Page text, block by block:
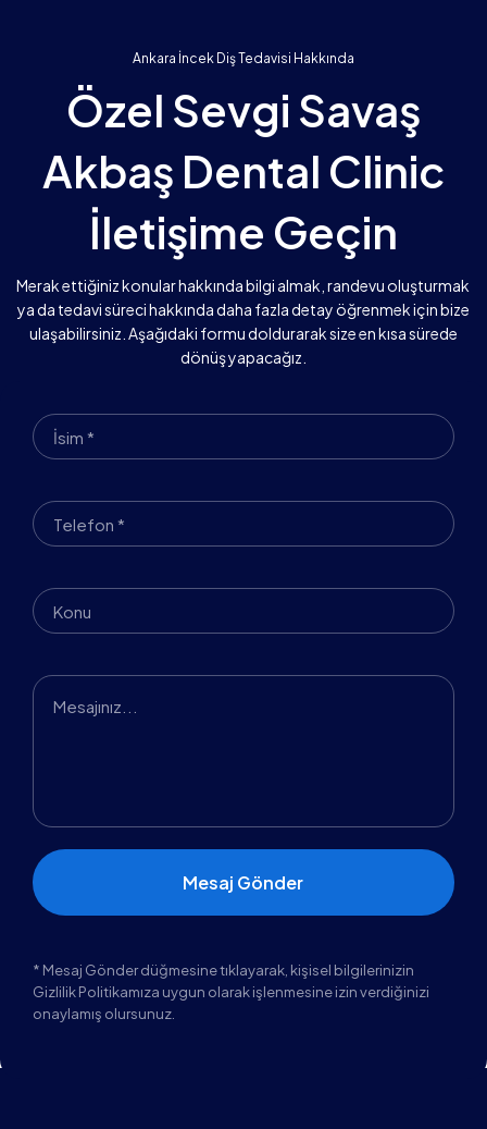
Ankara İncek Diş Tedavisi Hakkında
Özel Sevgi Savaş
Akbaş Dental Clinic
İletişime Geçin
Merak ettiğiniz konular hakkında bilgi almak, randevu oluşturmak
ya da tedavi süreci hakkında daha fazla detay öğrenmek için bize
ulaşabilirsiniz. Aşağıdaki formu doldurarak size en kısa sürede
dönüş yapacağız.
* Mesaj Gönder düğmesine tıklayarak, kişisel bilgilerinizin
Gizlilik Politikamıza uygun olarak işlenmesine izin verdiğinizi
onaylamış olursunuz.